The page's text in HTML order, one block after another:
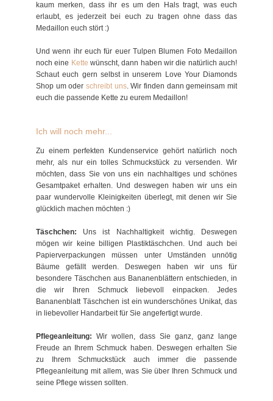
kaum merken, dass ihr es um den Hals tragt, was euch
erlaubt, es jederzeit bei euch zu tragen ohne dass das
Medaillon euch stört :)
Und wenn ihr euch für euer Tulpen Blumen Foto Medaillon
noch eine Kette wünscht, dann haben wir die natürlich auch!
Schaut euch gern selbst in unserem Love Your Diamonds
Shop um oder schreibt uns. Wir finden dann gemeinsam mit
euch die passende Kette zu eurem Medaillon!
Ich will noch mehr...
Zu einem perfekten Kundenservice gehört natürlich noch
mehr, als nur ein tolles Schmuckstück zu versenden. Wir
möchten, dass Sie von uns ein nachhaltiges und schönes
Gesamtpaket erhalten. Und deswegen haben wir uns ein
paar wundervolle Kleinigkeiten überlegt, mit denen wir Sie
glücklich machen möchten :)
Täschchen: Uns ist Nachhaltigkeit wichtig. Deswegen
mögen wir keine billigen Plastiktäschchen. Und auch bei
Papierverpackungen müssen unter Umständen unnötig
Bäume gefällt werden. Deswegen haben wir uns für
besondere Täschchen aus Bananenblättern entschieden, in
die wir Ihren Schmuck liebevoll einpacken. Jedes
Bananenblatt Täschchen ist ein wunderschönes Unikat, das
in liebevoller Handarbeit für Sie angefertigt wurde.
Pflegeanleitung: Wir wollen, dass Sie ganz, ganz lange
Freude an Ihrem Schmuck haben. Deswegen erhalten Sie
zu Ihrem Schmuckstück auch immer die passende
Pflegeanleitung mit allem, was Sie über Ihren Schmuck und
seine Pflege wissen sollten.